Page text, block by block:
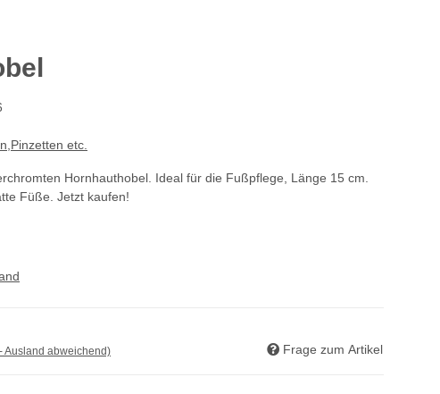
etc.
Hornhauthobel. Ideal für die Fußpflege, Länge 15 cm.
Füße. Jetzt kaufen!
Ausland abweichend) Frage zum Artikel